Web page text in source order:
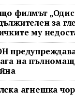
филмът
за
му
на
агнешка